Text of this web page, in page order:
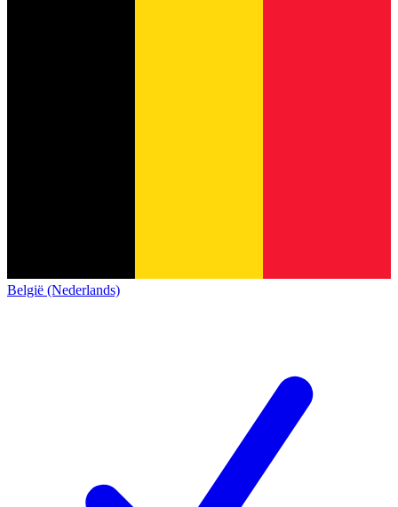
België (Nederlands)